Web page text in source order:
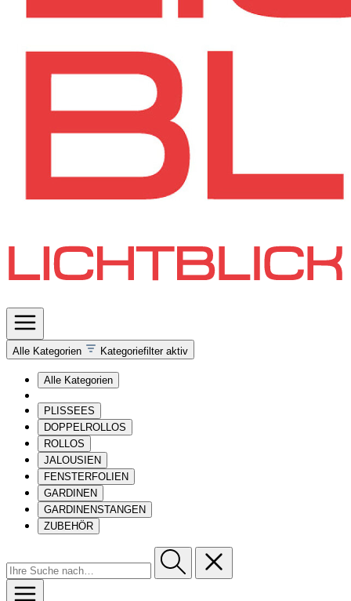
Alle Kategorien Kategoriefilter aktiv
Alle Kategorien
PLISSEES
DOPPELROLLOS
ROLLOS
JALOUSIEN
FENSTERFOLIEN
GARDINEN
GARDINENSTANGEN
ZUBEHÖR